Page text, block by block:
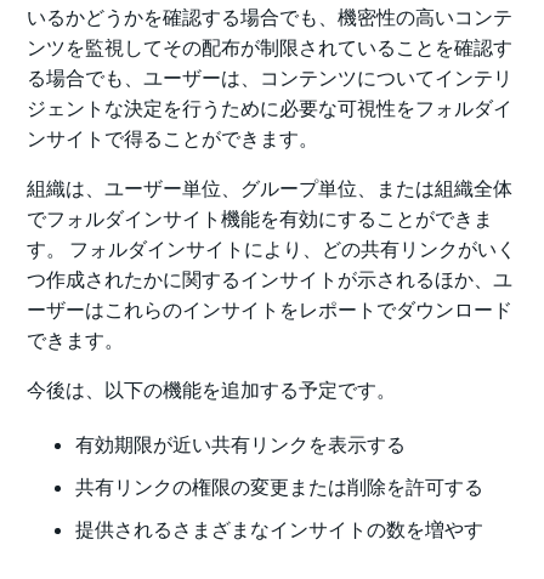
いるかどうかを確認する場合でも、機密性の高いコンテ
ンツを監視してその配布が制限されていることを確認す
る場合でも、ユーザーは、コンテンツについてインテリ
ジェントな決定を行うために必要な可視性をフォルダイ
ンサイトで得ることができます。
組織は、ユーザー単位、グループ単位、または組織全体
でフォルダインサイト機能を有効にすることができま
す。 フォルダインサイトにより、どの共有リンクがいく
つ作成されたかに関するインサイトが示されるほか、ユ
ーザーはこれらのインサイトをレポートでダウンロード
できます。
今後は、以下の機能を追加する予定です。
有効期限が近い共有リンクを表示する
共有リンクの権限の変更または削除を許可する
提供されるさまざまなインサイトの数を増やす